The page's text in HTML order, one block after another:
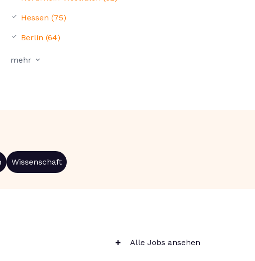
Hessen (75)
Berlin (64)
mehr
Wissenschaft
Alle Jobs ansehen